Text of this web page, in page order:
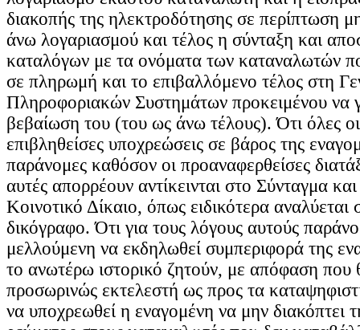
διακοπής της ηλεκτροδότησης σε περίπτωση
άνω λογαριασμού και τέλος η σύνταξη και
καταλόγων με τα ονόματα των καταναλωτών
σε πληρωμή και το επιβαλλόμενο τέλος στη
Πληροφοριακών Συστημάτων προκειμένου να
βεβαίωση του (του ως άνω τέλους). Ότι όλες
επιβληθείσες υποχρεώσεις σε βάρος της
παράνομες καθόσον οι προαναφερθείσες
αυτές απορρέουν αντίκεινται στο Σύνταγμα
Κοινοτικό Δίκαιο, όπως ειδικότερα αναλύεται
δικόγραφο. Ότι για τους λόγους αυτούς
μελλούμενη να εκδηλωθεί συμπεριφορά της
το ανωτέρω ιστορικό ζητούν, με απόφαση που
προσωρινώς εκτελεστή ως προς τα
να υποχρεωθεί η εναγομένη να μην διακόπτει